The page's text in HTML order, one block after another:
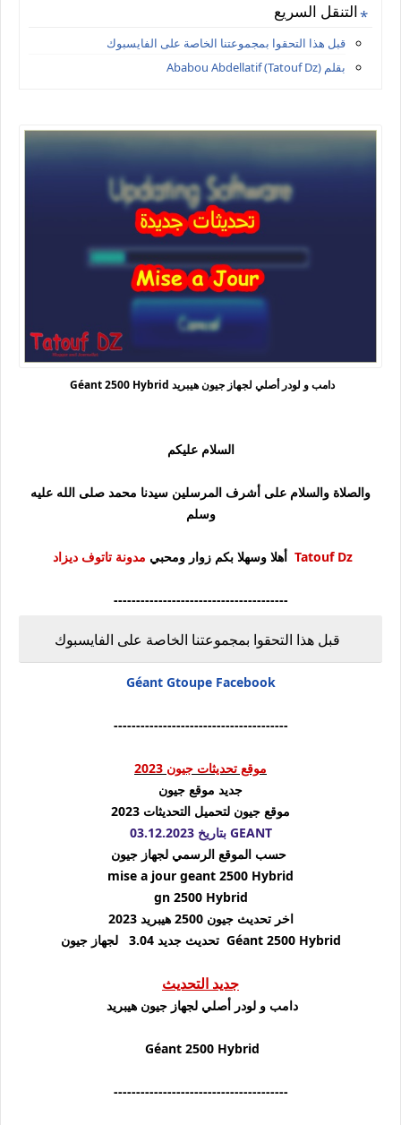
التنقل السريع
قبل هذا التحقوا بمجموعتنا الخاصة على الفايسبوك
بقلم Ababou Abdellatif (Tatouf Dz)
دامب و لودر أصلي لجهاز جيون هيبريد Géant 2500 Hybrid
السلام عليكم
والصلاة والسلام على أشرف المرسلين سيدنا محمد صلى الله عليه
وسلم
Tatouf Dz أهلا وسهلا بكم زوار ومحبي مدونة تاتوف ديزاد
----------------------------------
-----
قبل هذا التحقوا بمجموعتنا الخاصة على الفايسبوك
Géant Gtoupe Facebook
----------------------------------
-----
موقع تحديثات جيون 2023
جديد موقع جيون
موقع جيون لتحميل التحديثات 2023
GEANT بتاريخ 03.12.2023
حسب الموقع الرسمي لجهاز جيون
mise a jour geant 2500 Hybrid
gn 2500 Hybrid
اخر تحديث جيون 2500 هيبريد 2023
Géant 2500 Hybrid تحديث جديد 3.04 لجهاز جيون
جديد التحديث
دامب و لودر أصلي لجهاز جيون هيبريد
Géant 2500 Hybrid
----------------------------------
-----